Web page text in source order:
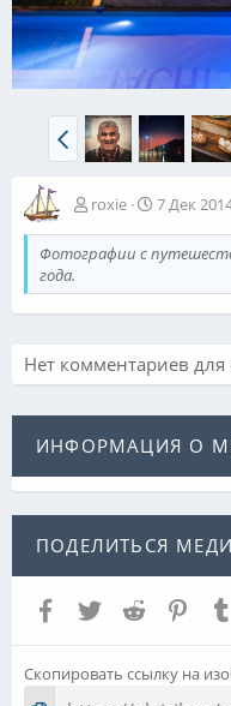
roxie 7 Дек
Фотографии с
года.
Нет комментариев
ИНФОРМАЦИЯ О
ПОДЕЛИТЬСЯ
Facebook
TwitterReddit
Скопировать ссылку на